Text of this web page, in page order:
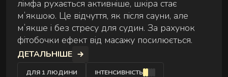
лімфа рухається активніше, шкіра стає
мʼякшою. Це відчуття, як після сауни, але
мʼякше і без стресу для судин. За рахунок
фітобочки ефект від масажу посилюється.
ДЕТАЛЬНІШЕ
ДЛЯ 1 ЛЮДИНИ ІНТЕНСИВНІСТЬ